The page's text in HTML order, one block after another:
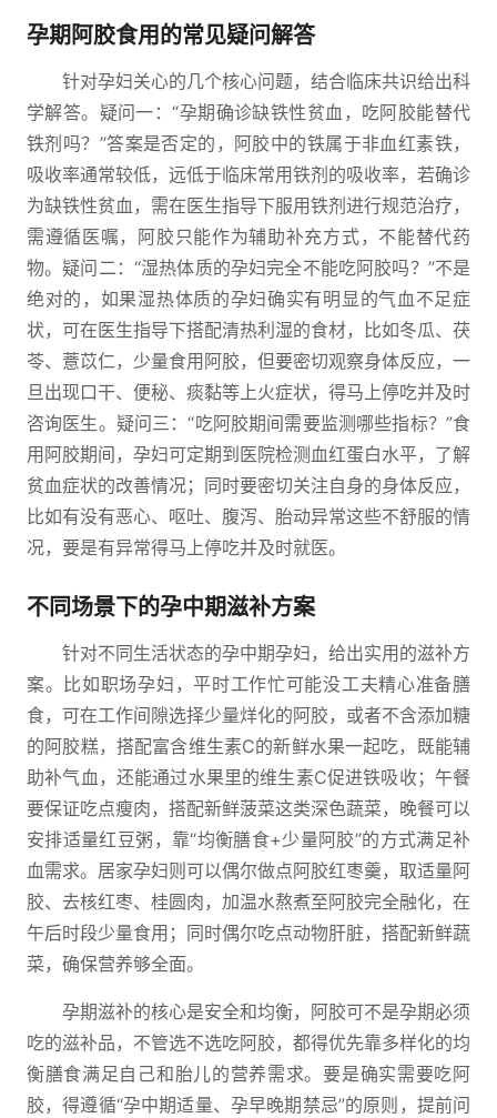
孕期阿胶食用的常见疑问解答
针对孕妇关心的几个核心问题，结合临床共识给出科
学解答。疑问一：“孕期确诊缺铁性贫血，吃阿胶能替代
铁剂吗？”答案是否定的，阿胶中的铁属于非血红素铁，
吸收率通常较低，远低于临床常用铁剂的吸收率，若确诊
为缺铁性贫血，需在医生指导下服用铁剂进行规范治疗，
需遵循医嘱，阿胶只能作为辅助补充方式，不能替代药
物。疑问二：“湿热体质的孕妇完全不能吃阿胶吗？”不是
绝对的，如果湿热体质的孕妇确实有明显的气血不足症
状，可在医生指导下搭配清热利湿的食材，比如冬瓜、茯
苓、薏苡仁，少量食用阿胶，但要密切观察身体反应，一
旦出现口干、便秘、痰黏等上火症状，得马上停吃并及时
咨询医生。疑问三：“吃阿胶期间需要监测哪些指标？”食
用阿胶期间，孕妇可定期到医院检测血红蛋白水平，了解
贫血症状的改善情况；同时要密切关注自身的身体反应，
比如有没有恶心、呕吐、腹泻、胎动异常这些不舒服的情
况，要是有异常得马上停吃并及时就医。
不同场景下的孕中期滋补方案
针对不同生活状态的孕中期孕妇，给出实用的滋补方
案。比如职场孕妇，平时工作忙可能没工夫精心准备膳
食，可在工作间隙选择少量烊化的阿胶，或者不含添加糖
的阿胶糕，搭配富含维生素C的新鲜水果一起吃，既能辅
助补气血，还能通过水果里的维生素C促进铁吸收；午餐
要保证吃点瘦肉，搭配新鲜菠菜这类深色蔬菜，晚餐可以
安排适量红豆粥，靠“均衡膳食+少量阿胶”的方式满足补
血需求。居家孕妇则可以偶尔做点阿胶红枣羹，取适量阿
胶、去核红枣、桂圆肉，加温水熬煮至阿胶完全融化，在
午后时段少量食用；同时偶尔吃点动物肝脏，搭配新鲜蔬
菜，确保营养够全面。
孕期滋补的核心是安全和均衡，阿胶可不是孕期必须
吃的滋补品，不管选不选吃阿胶，都得优先靠多样化的均
衡膳食满足自己和胎儿的营养需求。要是确实需要吃阿
胶，得遵循“孕中期适量、孕早晚期禁忌”的原则，提前问